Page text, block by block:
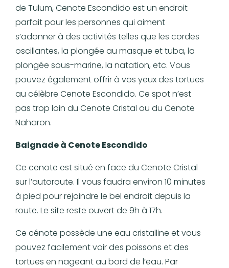
de Tulum, Cenote Escondido est un endroit
parfait pour les personnes qui aiment
s’adonner à des activités telles que les cordes
oscillantes, la plongée au masque et tuba, la
plongée sous-marine, la natation, etc. Vous
pouvez également offrir à vos yeux des tortues
au célèbre Cenote Escondido. Ce spot n’est
pas trop loin du Cenote Cristal ou du Cenote
Naharon.
Baignade à Cenote Escondido
Ce cenote est situé en face du Cenote Cristal
sur l’autoroute. Il vous faudra environ 10 minutes
à pied pour rejoindre le bel endroit depuis la
route. Le site reste ouvert de 9h à 17h.
Ce cénote possède une eau cristalline et vous
pouvez facilement voir des poissons et des
tortues en nageant au bord de l’eau. Par